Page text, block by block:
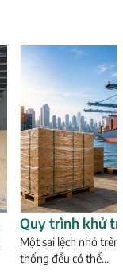
Quy trình khử
khẩu sang Úc
Một sai lệch nhỏ
thống đều có thể…